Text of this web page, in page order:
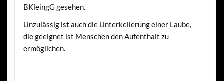
BKleingG gesehen.
Unzulässig ist auch die Unterkellerung einer Laube,
die geeignet ist Menschen den Aufenthalt zu
ermöglichen.